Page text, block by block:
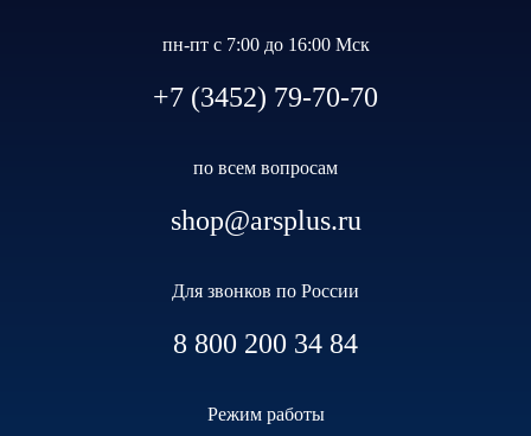
пн-пт с 7:00 до 16:00 Мск
+7 (3452) 79-70-70
по всем вопросам
shop@arsplus.ru
Для звонков по России
8 800 200 34 84
Режим работы